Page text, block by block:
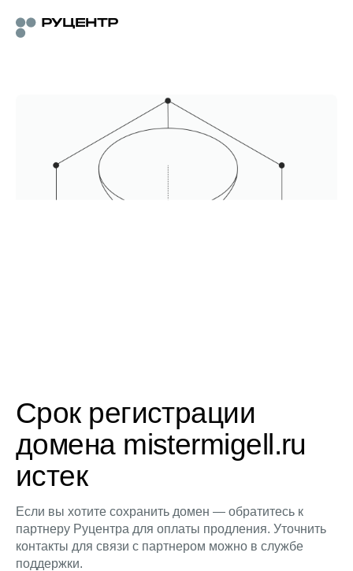
Срок регистрации
домена mistermigell.ru
истек
Если вы хотите сохранить домен — обратитесь к
партнеру Руцентра для оплаты продления. Уточнить
контакты для связи с партнером можно в службе
поддержки.